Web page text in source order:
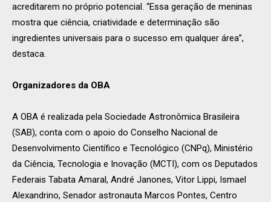
acreditarem no próprio potencial. “Essa geração de meninas
mostra que ciência, criatividade e determinação são
ingredientes universais para o sucesso em qualquer área”,
destaca.
Organizadores da OBA
A OBA é realizada pela Sociedade Astronômica Brasileira
(SAB), conta com o apoio do Conselho Nacional de
Desenvolvimento Científico e Tecnológico (CNPq), Ministério
da Ciência, Tecnologia e Inovação (MCTI), com os Deputados
Federais Tabata Amaral, André Janones, Vitor Lippi, Ismael
Alexandrino, Senador astronauta Marcos Pontes, Centro